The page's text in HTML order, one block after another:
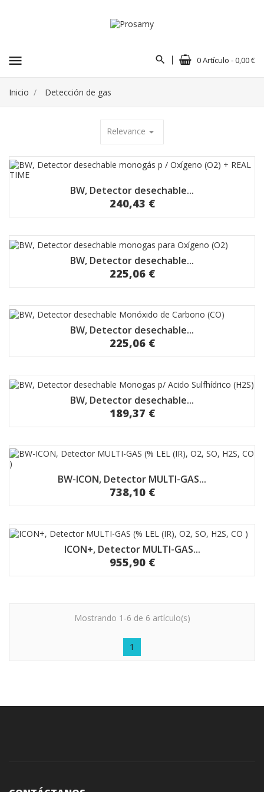
menu 0 Artículo - 0,00 €
Inicio Detección de gas
Relevance arrow_drop_down
BW, Detector desechable...
240,43 €
BW, Detector desechable...
225,06 €
BW, Detector desechable...
225,06 €
BW, Detector desechable...
189,37 €
BW-ICON, Detector MULTI-GAS...
738,10 €
ICON+, Detector MULTI-GAS...
955,90 €
Mostrando 1-6 de 6 artículo(s)
1